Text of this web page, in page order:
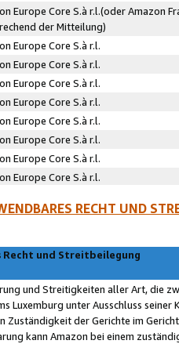
Europe Core S.à r.l.(oder Amazon
der Mitteilung)
Europe Core S.à r.l.
Europe Core S.à r.l.
Europe Core S.à r.l.
Europe Core S.à r.l.
Europe Core S.à r.l.
Europe Core S.à r.l.
Europe Core S.à r.l.
Europe Core S.à r.l.
RECHT UND
Recht und Streitbeilegung
und Streitigkeiten aller Art, die
Luxemburg unter Ausschluss
Zuständigkeit der Gerichte im
kann Amazon bei einem